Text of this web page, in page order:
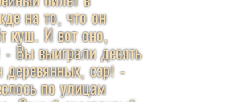
на то, что он
куш. И вот оно,
- Вы выиграли десять
деревянных, сэр! -
по улицам